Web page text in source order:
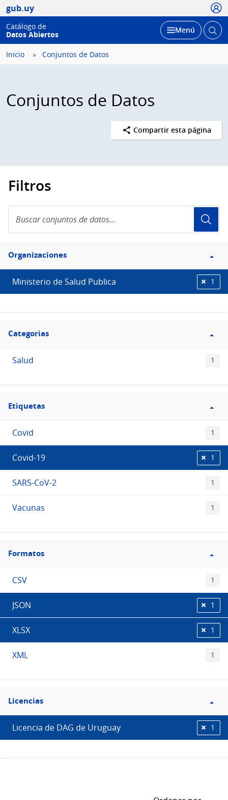
gub.uy
Catálogo de
Datos Abiertos
Desplegar
Menú Abrir
Inicio Conjuntos de Datos
Conjuntos de Datos
Compartir esta página
Filtros
conjuntos
de
Filtro
Organizaciones
Organizaciones
Ministerio de Salud Publica 1
Filtro
Categorias
Categorias
Salud 1
Filtro
Etiquetas
Etiquetas
Covid 1
Covid-19 1
SARS-CoV-2 1
Vacunas 1
Filtro
Formatos
Formatos
CSV 1
JSON 1
XLSX 1
XML 1
Filtro
Licencias
Licencias
Licencia de DAG de Uruguay 1